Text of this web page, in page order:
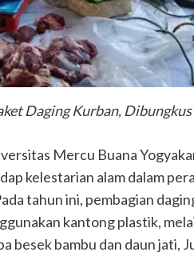
Daging Kurban, Dibungkus
Mercu Buana
kelestarian alam dalam
tahun ini, pembagian
kantong plastik,
besek bambu dan daun jati,